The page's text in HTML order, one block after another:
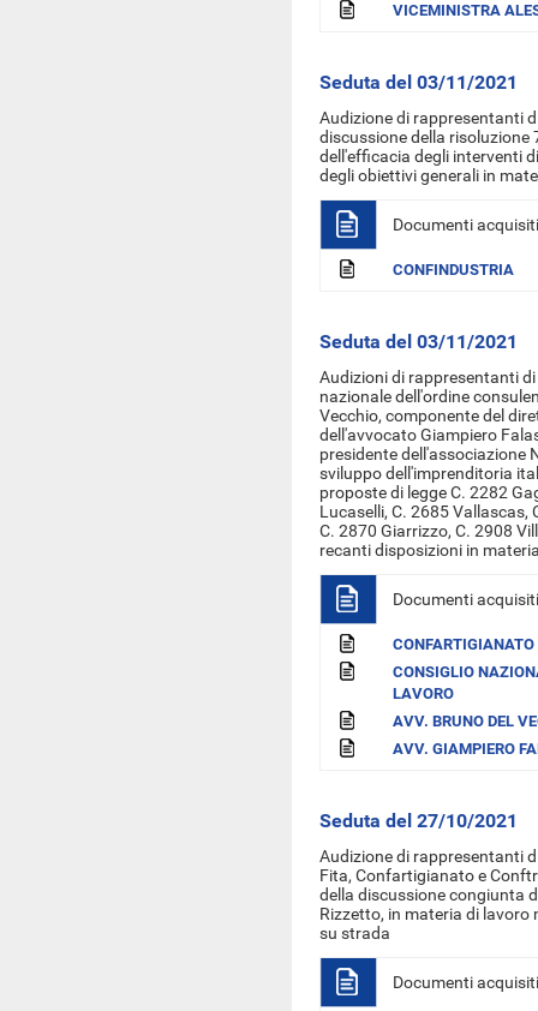
VICEMINISTRA
Seduta del 03/11/2021
Audizione di rappresentanti
discussione della risoluzione
dell'efficacia degli interventi
degli obiettivi generali in
Documenti acquisiti
CONFINDUSTRIA
Seduta del 03/11/2021
Audizioni di rappresentanti
nazionale dell'ordine
Vecchio, componente del
dell'avvocato Giampiero
presidente dell'associazione
sviluppo dell'imprenditoria
proposte di legge C. 2282
Lucaselli, C. 2685 Vallascas,
C. 2870 Giarrizzo, C. 2908
recanti disposizioni in
Documenti acquisiti
CONFARTIGIANATO
CONSIGLIO
LAVORO
AVV. BRUNO DEL
AVV. GIAMPIERO
Seduta del 27/10/2021
Audizione di rappresentanti
Fita, Confartigianato e
della discussione congiunta
Rizzetto, in materia di
su strada
Documenti acquisiti